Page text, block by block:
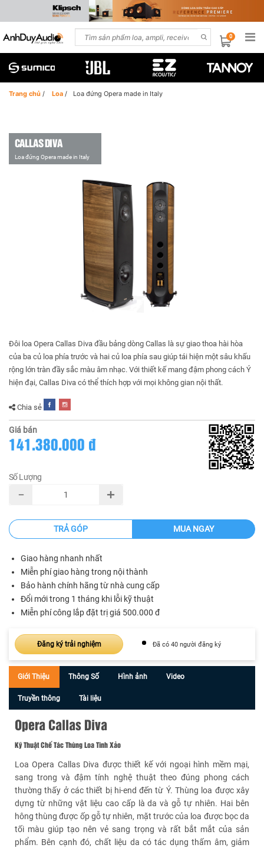
0
Trang chủ / Loa / Loa đứng Opera made in Italy
CALLAS DIVA
Loa đứng Opera made in Italy
Đôi loa Opera Callas Diva đầu bảng dòng Callas là sự giao thoa hài hòa
của ba củ loa phía trước và hai củ loa phía sau giúp tái hiện một sâu khấu
rộng lớn tràn đầy sắc màu âm nhạc. Với thiết kế mang đậm phong cách Ý
hiện đại, Callas Diva có thể thích hợp với mọi không gian nội thất.
Chia sẻ
Giá bán
141.380.000 đ
Số Lượng
TRẢ GÓP MUA NGAY
Giao hàng nhanh nhất
Miễn phí giao hàng trong nội thành
Bảo hành chính hãng từ nhà cung cấp
Đổi mới trong 1 tháng khi lỗi kỹ thuật
Miễn phí công lắp đặt trị giá 500.000 đ
Đăng ký trải nghiệm Đã có 40 người đăng ký
Giới Thiệu Thông Số Hình ảnh Video
Truyền thông Tài liệu
Opera Callas Diva
Kỹ Thuật Chế Tác Thùng Loa Tinh Xảo
Loa Opera Callas Diva được thiết kế với ngoại hình mềm mại,
sang trong và đậm tính nghệ thuật theo đúng phong cách
thường thấy ở các thiết bị hi-end đến từ Ý. Thùng loa được xây
dựng từ những vật liệu cao cấp là da và gỗ tự nhiên. Hai bên
hông thùng được ốp gỗ tự nhiên, mặt trước của loa được bọc da
tối màu giúp tạo nên vẻ sang trọng và rất bắt mắt của sản
phẩm. Bên cạnh đó, chất liệu da có tác dụng thấm âm, giảm